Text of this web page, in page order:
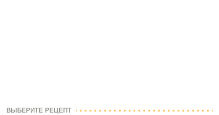
ВЫБЕРИТЕ РЕЦЕПТ